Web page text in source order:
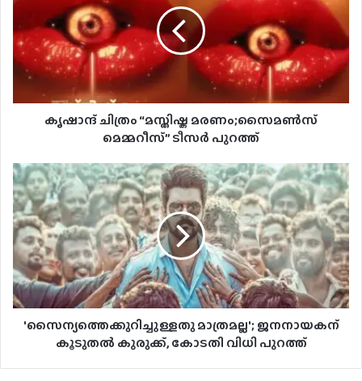
കൃഷാന്ദ് ചിത്രം “മസ്തിഷ്ക മരണം;സൈമൺസ്
മെമ്മറീസ്” ടീസർ പുറത്ത്
'സൈന്യത്തെക്കുറിച്ചുള്ളതു മാത്രമല്ല'; ജനനായകന്
കൂടുതല്‍ കുരുക്ക്, കോടതി വിധി പുറത്ത്